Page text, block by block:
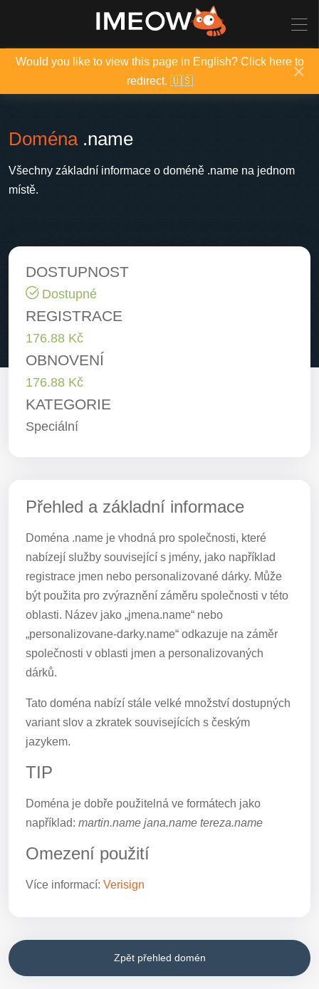
Would you like to view this page in English? Click here to
redirect. 🇺🇸
×
Doména.name
Všechny základní informace o doméně .name na jednom
místě.
DOSTUPNOST
Dostupné
REGISTRACE
176.88 Kč
OBNOVENÍ
176.88 Kč
KATEGORIE
Speciální
Přehled a základní informace
Doména .name je vhodná pro společnosti, které
nabízejí služby související s jmény, jako například
registrace jmen nebo personalizované dárky. Může
být použita pro zvýraznění záměru společnosti v této
oblasti. Název jako „jmena.name“ nebo
„personalizovane-darky.name“ odkazuje na záměr
společnosti v oblasti jmen a personalizovaných
dárků.
Tato doména nabízí stále velké množství dostupných
variant slov a zkratek souvisejících s českým
jazykem.
TIP
Doména je dobře použitelná ve formátech jako
například: martin.name jana.name tereza.name
Omezení použití
Více informací: Verisign
Zpět přehled domén